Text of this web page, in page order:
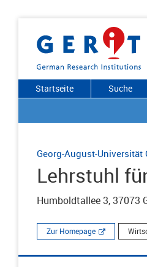
Startseite Suche
Georg-August-Universität
Lehrstuhl
Humboldtallee 3, 37073
Zur Homepage